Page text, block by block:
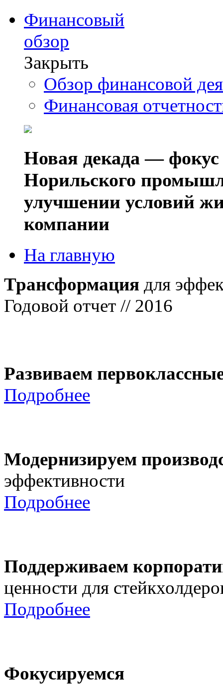
Финансовый
обзор
Закрыть
Обзор финансовой
Финансовая
Новая декада — фокус
Норильского
улучшении условий
компании
На главную
Трансформация для
Годовой отчет // 2016
Развиваем
Подробнее
Модернизируем
эффективности
Подробнее
Поддерживаем
ценности для
Подробнее
Фокусируемся